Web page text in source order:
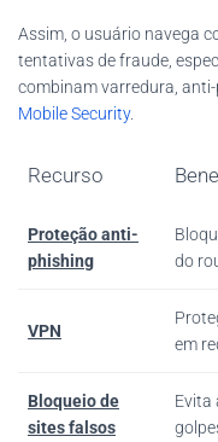
Assim, o usuário navega
tentativas de fraude,
combinam varredura,
Mobile Security.
Recurso
Proteção anti-
phishing
do
VPN
em
Bloqueio de
sites falsos
Evita